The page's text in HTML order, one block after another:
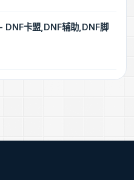
DNF卡盟,DNF辅助,DNF脚